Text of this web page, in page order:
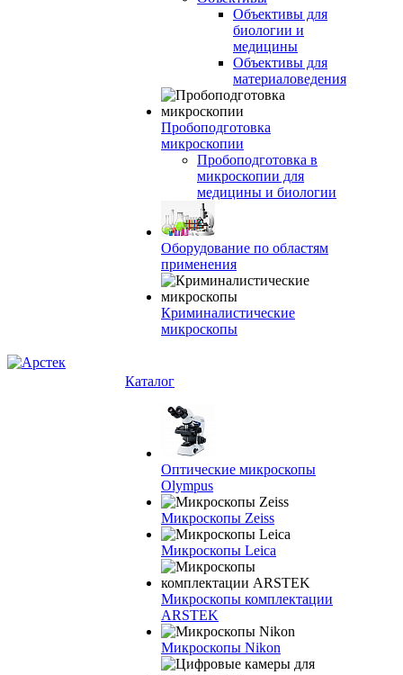
Объективы для
биологии и
медицины
Объективы для
материаловедения
Пробоподготовка
микроскопии
Пробоподготовка в
микроскопии для
медицины и биологии
Оборудование по областям
применения
Криминалистические
микроскопы
Каталог
Оптические микроскопы
Olympus
Микроскопы Zeiss
Микроскопы Leica
Микроскопы комплектации
ARSTEK
Микроскопы Nikon